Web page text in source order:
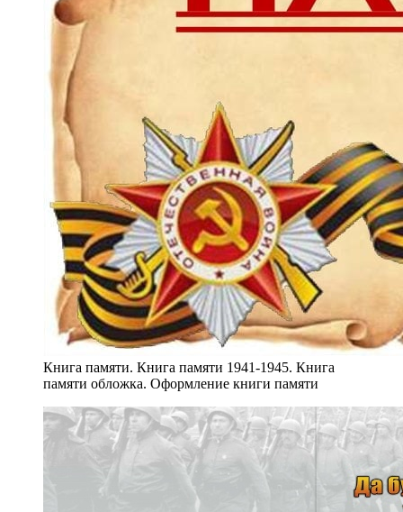
Книга памяти. Книга памяти 1941-1945. Книга
памяти обложка. Оформление книги памяти